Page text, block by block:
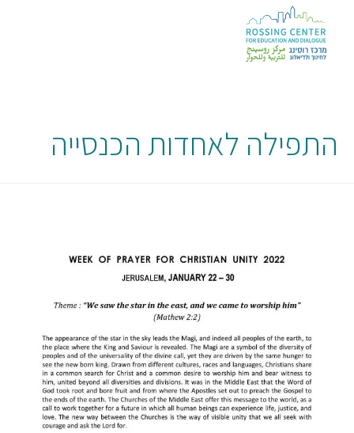
התפילה לאחדות הכנסייה